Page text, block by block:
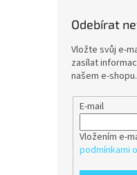
Odebírat
Vložte svůj e-
zasílat
našem e-shopu.
E-mail
Vložením e-
podmínkami